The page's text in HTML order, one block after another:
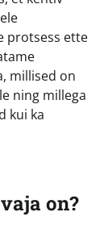
protsess ette
millised on
ning millega
kui ka
on?